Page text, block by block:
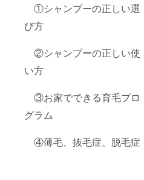
①シャンプーの正しい選
び方
②シャンプーの正しい使
い方
③お家でできる育毛プロ
グラム
④薄毛、抜毛症、脱毛症